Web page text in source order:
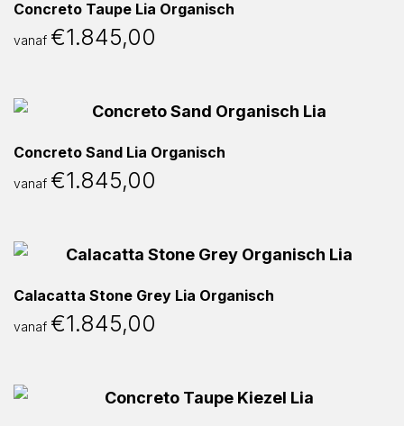
Concreto Taupe Lia Organisch
vanaf €1.845,00
Concreto Sand Lia Organisch
vanaf €1.845,00
Calacatta Stone Grey Lia Organisch
vanaf €1.845,00